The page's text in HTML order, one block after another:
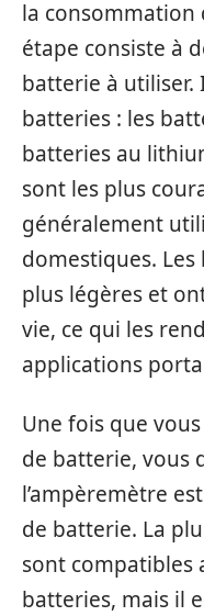
la consommation
étape consiste à
batterie à utiliser.
batteries : les
batteries au
sont les plus
généralement
domestiques.
plus légères et
vie, ce qui les
applications
Une fois que
de batterie, vous
l’ampèremètre
de batterie. La
sont compatibles
batteries, mais il